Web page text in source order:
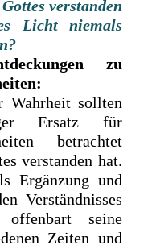
verstanden
Licht niemals
zu
Wahrheit sollten
Ersatz für
betrachtet
verstanden hat.
Ergänzung und
Verständnisses
offenbart seine
Zeiten und